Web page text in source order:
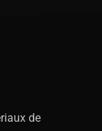
de